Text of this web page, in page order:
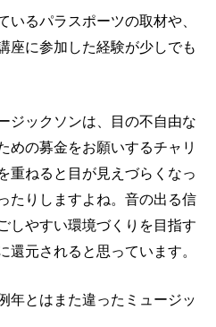
るパラスポーツの取材や、
座に参加した経験が少しでも
ジックソンは、目の不自由な
めの募金をお願いするチャリ
重ねると目が見えづらくなっ
たりしますよね。音の出る信
しやすい環境づくりを目指す
還元されると思っています。
年とはまた違ったミュージッ